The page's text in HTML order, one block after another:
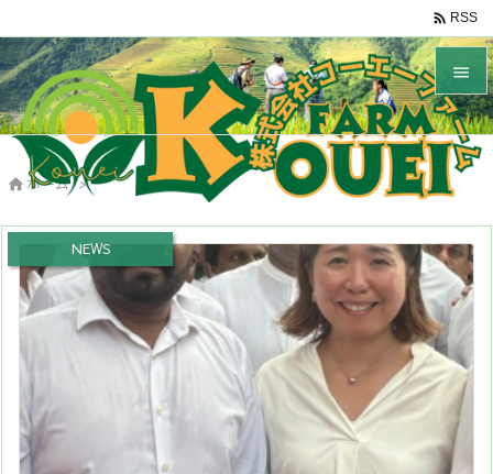


メニュ


前へ

次へ

検索
 RSS
 ホーム >
NEWS